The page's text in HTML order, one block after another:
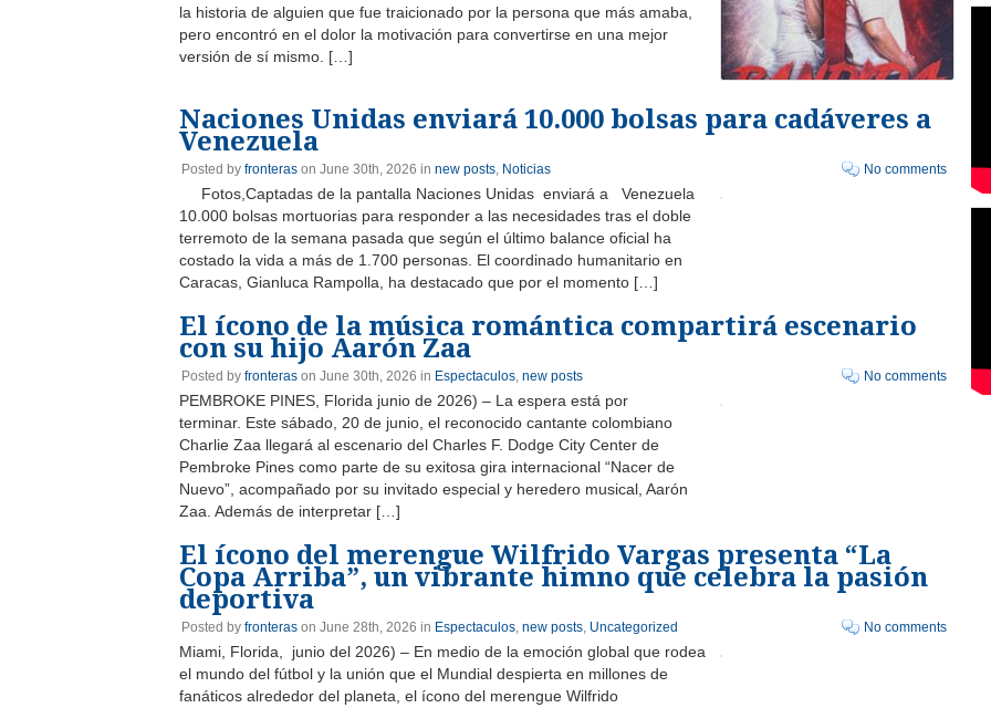
la historia de alguien que fue traicionado por la persona que más amaba,
pero encontró en el dolor la motivación para convertirse en una mejor
versión de sí mismo. […]
Naciones Unidas enviará 10.000 bolsas para cadáveres a
Venezuela
Posted by fronteras on June 30th, 2026 in new posts, Noticias No comments
Fotos,Captadas de la pantalla Naciones Unidas enviará a Venezuela
10.000 bolsas mortuorias para responder a las necesidades tras el doble
terremoto de la semana pasada que según el último balance oficial ha
costado la vida a más de 1.700 personas. El coordinado humanitario en
Caracas, Gianluca Rampolla, ha destacado que por el momento […]
El ícono de la música romántica compartirá escenario
con su hijo Aarón Zaa
Posted by fronteras on June 30th, 2026 in Espectaculos, new posts No comments
PEMBROKE PINES, Florida junio de 2026) – La espera está por
terminar. Este sábado, 20 de junio, el reconocido cantante colombiano
Charlie Zaa llegará al escenario del Charles F. Dodge City Center de
Pembroke Pines como parte de su exitosa gira internacional “Nacer de
Nuevo”, acompañado por su invitado especial y heredero musical, Aarón
Zaa. Además de interpretar […]
El ícono del merengue Wilfrido Vargas presenta “La
Copa Arriba”, un vibrante himno que celebra la pasión
deportiva
Posted by fronteras on June 28th, 2026 in Espectaculos, new posts, Uncategorized No comments
Miami, Florida, junio del 2026) – En medio de la emoción global que rodea
el mundo del fútbol y la unión que el Mundial despierta en millones de
fanáticos alrededor del planeta, el ícono del merengue Wilfrido